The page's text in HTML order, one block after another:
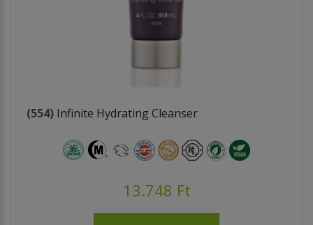
(554) Infinite Hydrating Cleanser
13.748 Ft